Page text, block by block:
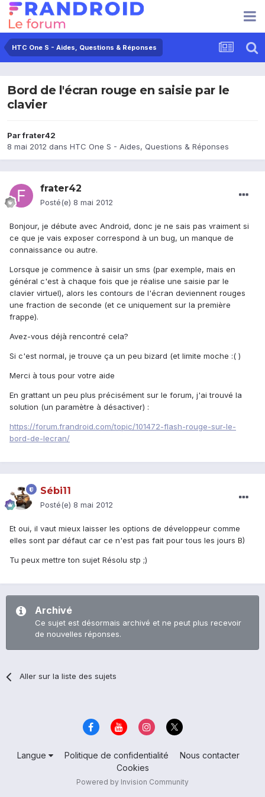
HTC One S - Aides, Questions & Réponses
Bord de l'écran rouge en saisie par le
clavier
Parfrater42
8 mai 2012 dans HTC One S - Aides, Questions & Réponses
frater42
Posté(e) 8 mai 2012
Bonjour, je débute avec Android, donc je ne sais pas vraiment si
ce que je vais exposer correspond à un bug, un manque de
connaissance ou autre.
Lorsque je commence à saisir un sms (par exemple, mais en
général c'est à chaque fois que je réalise une saisie par le
clavier virtuel), alors les contours de l'écran deviennent rouges
une fraction de seconde (et ce uniquement sur la première
frappe).
Avez-vous déjà rencontré cela?
Si c'est normal, je trouve ça un peu bizard (et limite moche :( )
Merci à tous pour votre aide
En grattant un peu plus précisément sur le forum, j'ai trouvé la
solution (un paramètre à désactiver) :
https://forum.frandroid.com/topic/101472-flash-rouge-sur-le-
bord-de-lecran/
Sébi11
Posté(e) 8 mai 2012
Et oui, il vaut mieux laisser les options de développeur comme
elles sont par défaut car ce n'est pas fait pour tous les jours B)
Tu peux mettre ton sujet Résolu stp ;)
Archivé
Ce sujet est désormais archivé et ne peut plus recevoir
de nouvelles réponses.
Aller sur la liste des sujets
Langue Politique de confidentialité
Nous contacter
Cookies
Powered by Invision Community